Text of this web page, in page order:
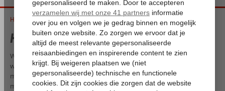
Home Hotel met familiekamer
Hotel met familiekamer
Wil je met de kinderen op vakantie, maar heb je geen idee
waarnaartoe? Het vinden van het ideale familiehotel kan nog best
moeilijk zijn. Er zijn zoveel dingen om rekening mee te houden… Alles
moet immers perfect zijn voor jou en de kinderen: van